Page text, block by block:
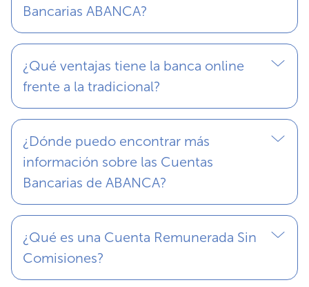
Bancarias ABANCA?
¿Qué ventajas tiene la banca online
frente a la tradicional?
¿Dónde puedo encontrar más
información sobre las Cuentas
Bancarias de ABANCA?
¿Qué es una Cuenta Remunerada Sin
Comisiones?